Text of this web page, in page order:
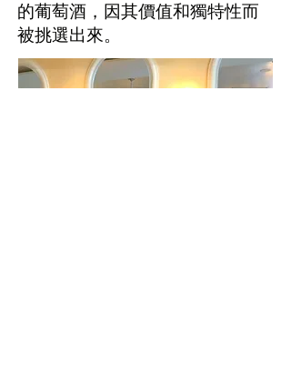
的葡萄酒，因其價值和獨特性而
被挑選出來。